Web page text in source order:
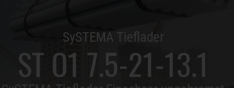
SySTEMA Tieflader
ST O1 7.5-21-13.1